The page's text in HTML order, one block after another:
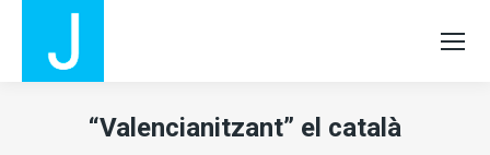
“Valencianitzant” el català